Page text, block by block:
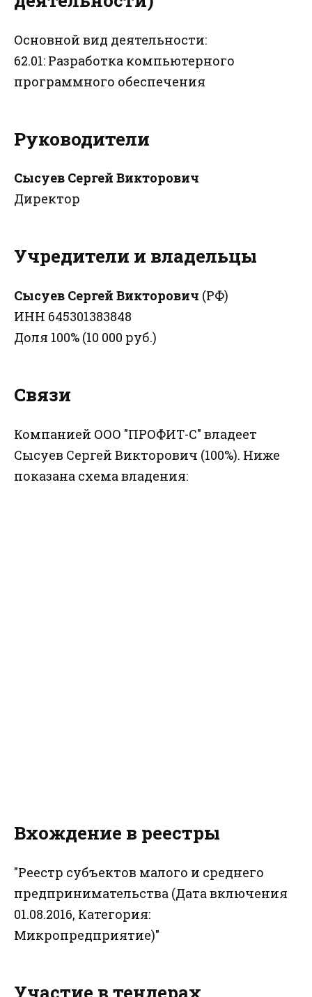
Основной вид деятельности:
62.01: Разработка компьютерного
программного обеспечения
Руководители
Сысуев Сергей Викторович
Директор
Учредители и владельцы
Сысуев Сергей Викторович (РФ)
ИНН 645301383848
Доля 100% (10 000 руб.)
Связи
Компанией ООО "ПРОФИТ-С" владеет
Сысуев Сергей Викторович (100%). Ниже
показана схема владения:
Вхождение в реестры
"Реестр субъектов малого и среднего
предпринимательства (Дата включения
01.08.2016, Категория:
Микропредприятие)"
Участие в тендерах